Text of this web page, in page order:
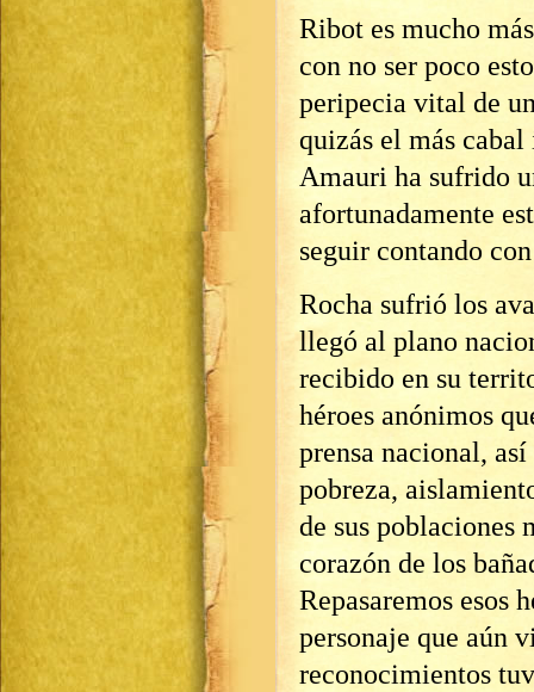
Ribot es mucho
con no ser poco
peripecia vital de
quizás el más
Amauri ha sufrido
afortunadamente
seguir contando
Rocha sufrió los
llegó al plano
recibido en su
héroes anónimos
prensa nacional,
pobreza,
de sus poblaciones
corazón de los
Repasaremos esos
personaje que aún
reconocimientos